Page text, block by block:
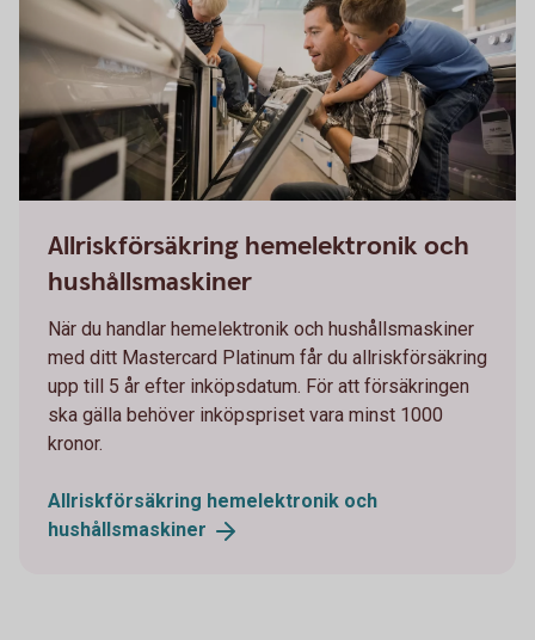
Allriskförsäkring hemelektronik och
hushållsmaskiner
När du handlar hemelektronik och hushållsmaskiner
med ditt Mastercard Platinum får du allriskförsäkring
upp till 5 år efter inköpsdatum. För att försäkringen
ska gälla behöver inköpspriset vara minst 1000
kronor.
Allriskförsäkring hemelektronik och
hushållsmaskiner